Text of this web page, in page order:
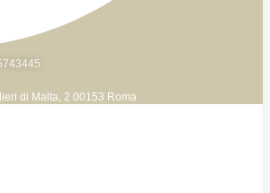
di Malta, 2 00153 Roma